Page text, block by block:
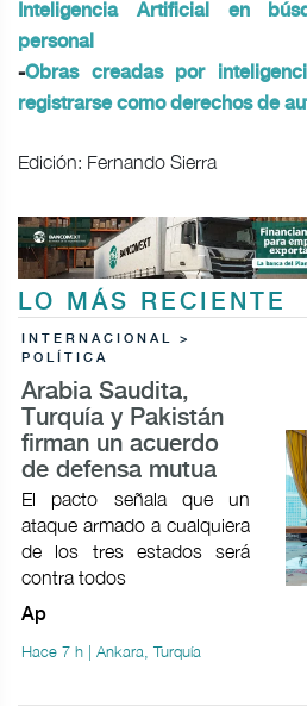
Inteligencia Artificial en
personal
-Obras creadas por
registrarse como derechos de
Edición: Fernando Sierra
LO MÁS RECIENTE
INTERNACIONAL >
POLÍTICA
Arabia Saudita,
Turquía y Pakistán
firman un acuerdo
de defensa mutua
El pacto señala que un
ataque armado a cualquiera
de los tres estados será
contra todos
Ap
Hace 7 h | Ankara, Turquía